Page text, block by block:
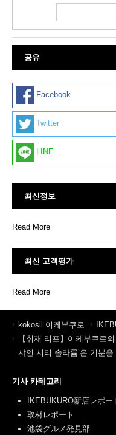
공유
Facebook
Twitter
LINE
최신정보
Read More
최신 고객평가
Read More
kokosil 이케부쿠로
【취재 리포】이케부쿠로
샤인 시티 솔라륨’은 기분
기사 카테고리
IKEBUKURO新店レポー
取材レポート
池袋グルメ発見部